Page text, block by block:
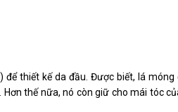
thiết kế da đầu. Được biết, lá
thế nữa, nó còn giữ cho mái tóc